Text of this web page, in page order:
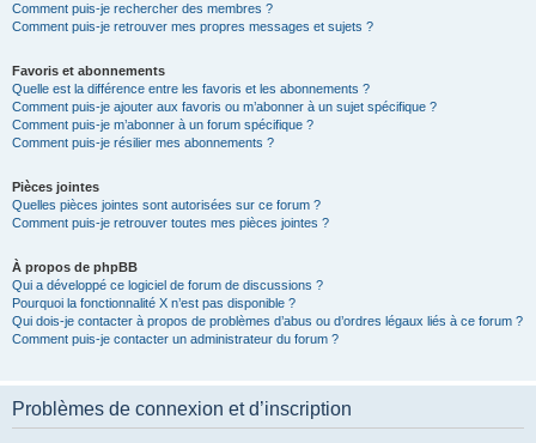
Comment puis-je rechercher des membres ?
Comment puis-je retrouver mes propres messages et sujets ?
Favoris et abonnements
Quelle est la différence entre les favoris et les abonnements ?
Comment puis-je ajouter aux favoris ou m’abonner à un sujet spécifique ?
Comment puis-je m’abonner à un forum spécifique ?
Comment puis-je résilier mes abonnements ?
Pièces jointes
Quelles pièces jointes sont autorisées sur ce forum ?
Comment puis-je retrouver toutes mes pièces jointes ?
À propos de phpBB
Qui a développé ce logiciel de forum de discussions ?
Pourquoi la fonctionnalité X n’est pas disponible ?
Qui dois-je contacter à propos de problèmes d’abus ou d’ordres légaux liés à ce forum ?
Comment puis-je contacter un administrateur du forum ?
Problèmes de connexion et d’inscription